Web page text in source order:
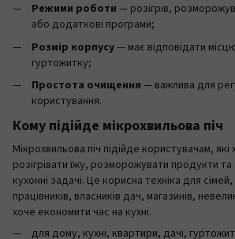
Режими роботи — розігрів,
або додаткові програми;
Розмір корпусу— має відповідати
гуртожитку;
Простота очищення — важлива для
користування.
Кому підійде мікрохвильова піч
Мікрохвильова піч підійде користувачам,
розігрівати їжу, розморожувати продукти
кухонні задачі. Це корисна техніка для
працівників, власників дач, магазинів,
хоче економити час на кухні.
для дому, кухні, квартири, дачі,